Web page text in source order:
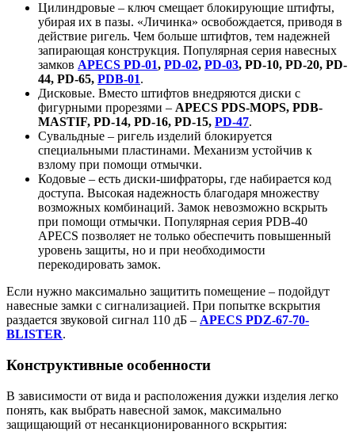
Цилиндровые – ключ смещает блокирующие штифты,
убирая их в пазы. «Личинка» освобождается, приводя в
действие ригель. Чем больше штифтов, тем надежней
запирающая конструкция. Популярная серия навесных
замков APECS PD-01, PD-02, PD-03, PD-10, PD-20, PD-
44, PD-65, PDB-01.
Дисковые. Вместо штифтов внедряются диски с
фигурными прорезями – APECS PDS-MOPS, PDB-
MASTIF, PD-14, PD-16, PD-15, PD-47.
Сувальдные – ригель изделий блокируется
специальными пластинами. Механизм устойчив к
взлому при помощи отмычки.
Кодовые – есть диски-шифраторы, где набирается код
доступа. Высокая надежность благодаря множеству
возможных комбинаций. Замок невозможно вскрыть
при помощи отмычки. Популярная серия PDB-40
APECS позволяет не только обеспечить повышенный
уровень защиты, но и при необходимости
перекодировать замок.
Если нужно максимально защитить помещение – подойдут
навесные замки с сигнализацией. При попытке вскрытия
раздается звуковой сигнал 110 дБ – APECS PDZ-67-70-
BLISTER.
Конструктивные особенности
В зависимости от вида и расположения дужки изделия легко
понять, как выбрать навесной замок, максимально
защищающий от несанкционированного вскрытия: